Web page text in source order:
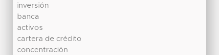
inversión
banca
activos
cartera de crédito
concentración